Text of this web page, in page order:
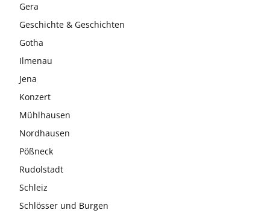
Gera
Geschichte & Geschichten
Gotha
Ilmenau
Jena
Konzert
Mühlhausen
Nordhausen
Pößneck
Rudolstadt
Schleiz
Schlösser und Burgen